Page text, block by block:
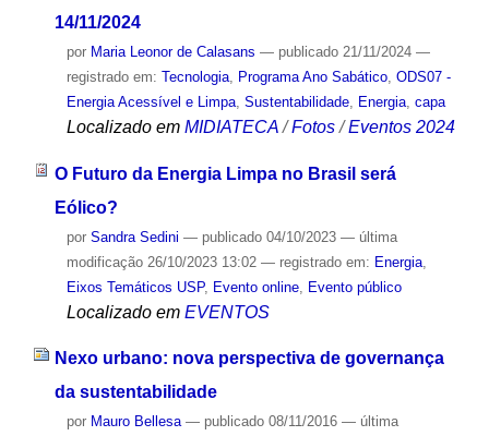
14/11/2024
por Maria Leonor de Calasans — publicado21/11/2024 —
registrado em: Tecnologia, Programa Ano Sabático, ODS07 -
Energia Acessível e Limpa, Sustentabilidade, Energia, capa
Localizado em MIDIATECA /Fotos /Eventos 2024
O Futuro da Energia Limpa no Brasil será
Eólico?
por Sandra Sedini — publicado04/10/2023 — última
modificação26/10/2023 13:02 — registrado em: Energia,
Eixos Temáticos USP, Evento online, Evento público
Localizado em EVENTOS
Nexo urbano: nova perspectiva de governança
da sustentabilidade
por Mauro Bellesa — publicado08/11/2016 — última